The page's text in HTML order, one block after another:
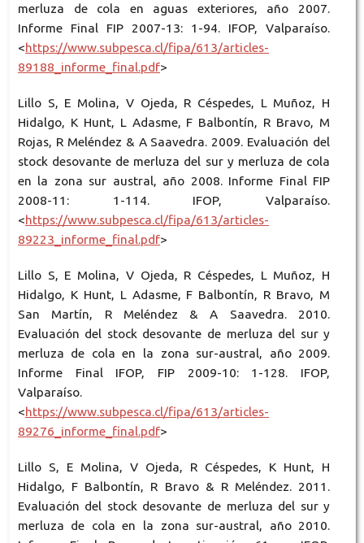
merluza de cola en aguas exteriores, año 2007.
Informe Final FIP 2007-13: 1-94. IFOP, Valparaíso.
<https://www.subpesca.cl/fipa/613/articles-
89188_informe_final.pdf>
Lillo S, E Molina, V Ojeda, R Céspedes, L Muñoz, H
Hidalgo, K Hunt, L Adasme, F Balbontín, R Bravo, M
Rojas, R Meléndez & A Saavedra. 2009. Evaluación del
stock desovante de merluza del sur y merluza de cola
en la zona sur austral, año 2008. Informe Final FIP
2008-11: 1-114. IFOP, Valparaíso.
<https://www.subpesca.cl/fipa/613/articles-
89223_informe_final.pdf>
Lillo S, E Molina, V Ojeda, R Céspedes, L Muñoz, H
Hidalgo, K Hunt, L Adasme, F Balbontín, R Bravo, M
San Martín, R Meléndez & A Saavedra. 2010.
Evaluación del stock desovante de merluza del sur y
merluza de cola en la zona sur-austral, año 2009.
Informe Final IFOP, FIP 2009-10: 1-128. IFOP,
Valparaíso.
<https://www.subpesca.cl/fipa/613/articles-
89276_informe_final.pdf>
Lillo S, E Molina, V Ojeda, R Céspedes, K Hunt, H
Hidalgo, F Balbontín, R Bravo & R Meléndez. 2011.
Evaluación del stock desovante de merluza del sur y
merluza de cola en la zona sur-austral, año 2010.